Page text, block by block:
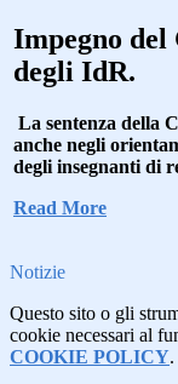
Impegno del
degli IdR.
La sentenza della
anche negli
degli insegnanti di
Read More
Notizie
Questo sito o gli
cookie necessari al
COOKIE POLICY.